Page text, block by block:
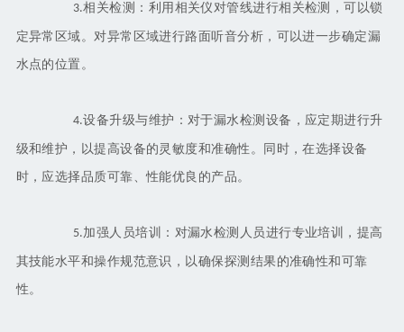
3.相关检测：利用相关仪对管线进行相关检测，可以锁
定异常区域。对异常区域进行路面听音分析，可以进一步确定漏
水点的位置。
4.设备升级与维护：对于漏水检测设备，应定期进行升
级和维护，以提高设备的灵敏度和准确性。同时，在选择设备
时，应选择品质可靠、性能优良的产品。
5.加强人员培训：对漏水检测人员进行专业培训，提高
其技能水平和操作规范意识，以确保探测结果的准确性和可靠
性。